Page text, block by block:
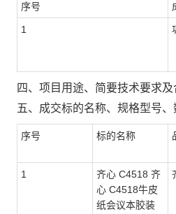
序号
1
四、项目用途、简要技术要求
五、成交标的名称、规格型号
序号 标的名称
1
齐心 C4518 齐
心 C4518牛皮
纸会议本胶装